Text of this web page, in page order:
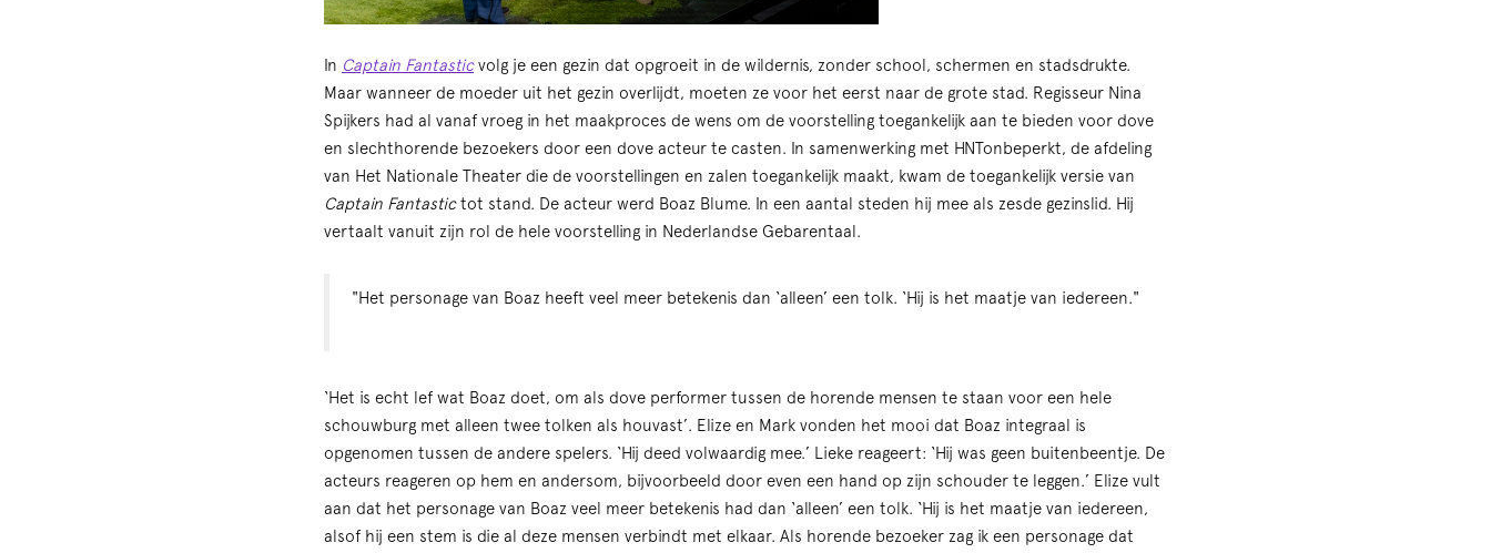
In Captain Fantasticvolg je een gezin dat opgroeit in de wildernis, zonder school, schermen en stadsdrukte.
Maar wanneer de moeder uit het gezin overlijdt, moeten ze voor het eerst naar de grote stad. Regisseur Nina
Spijkers had al vanaf vroeg in het maakproces de wens om de voorstelling toegankelijk aan te bieden voor dove
en slechthorende bezoekers door een dove acteur te casten. In samenwerking met HNTonbeperkt, de afdeling
van Het Nationale Theater die de voorstellingen en zalen toegankelijk maakt, kwam de toegankelijk versie van
Captain Fantastictot stand. De acteur werd Boaz Blume. In een aantal steden hij mee als zesde gezinslid. Hij
vertaalt vanuit zijn rol de hele voorstelling in Nederlandse Gebarentaal.
"Het personage van Boaz heeft veel meer betekenis dan ‘alleen’ een tolk. ‘Hij is het maatje van iedereen."
‘Het is echt lef wat Boaz doet, om als dove performer tussen de horende mensen te staan voor een hele
schouwburg met alleen twee tolken als houvast’. Elize en Mark vonden het mooi dat Boaz integraal is
opgenomen tussen de andere spelers. ‘Hij deed volwaardig mee.’ Lieke reageert: ‘Hij was geen buitenbeentje. De
acteurs reageren op hem en andersom, bijvoorbeeld door even een hand op zijn schouder te leggen.’ Elize vult
aan dat het personage van Boaz veel meer betekenis had dan ‘alleen’ een tolk. ‘Hij is het maatje van iedereen,
alsof hij een stem is die al deze mensen verbindt met elkaar. Als horende bezoeker zag ik een personage dat